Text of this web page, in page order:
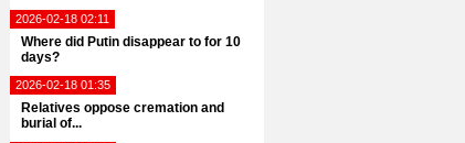
2026-02-18 02:11
Where did Putin disappear to for 10
days?
2026-02-18 01:35
Relatives oppose cremation and
burial of...